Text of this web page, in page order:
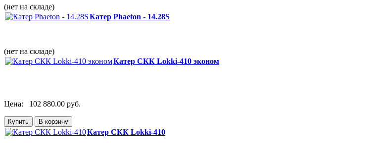
(нет на складе)
Катер Phaeton - 14.28S
(нет на складе)
Катер СКК Lokki-410 эконом
Цена: 102 880.00 руб.
Катер СКК Lokki-410